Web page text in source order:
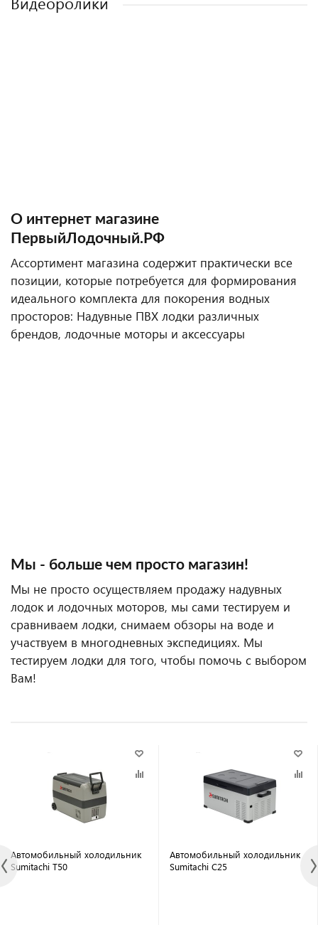
О интернет магазине
ПервыйЛодочный.РФ
Ассортимент магазина содержит практически все
позиции, которые потребуется для формирования
идеального комплекта для покорения водных
просторов: Надувные ПВХ лодки различных
брендов, лодочные моторы и аксессуары
Мы - больше чем просто магазин!
Мы не просто осуществляем продажу надувных
лодок и лодочных моторов, мы сами тестируем и
сравниваем лодки, снимаем обзоры на воде и
участвуем в многодневных экспедициях. Мы
тестируем лодки для того, чтобы помочь с выбором
Вам!
Автомобильный холодильник
Sumitachi T50
Автомобильный холодильник
Sumitachi C25